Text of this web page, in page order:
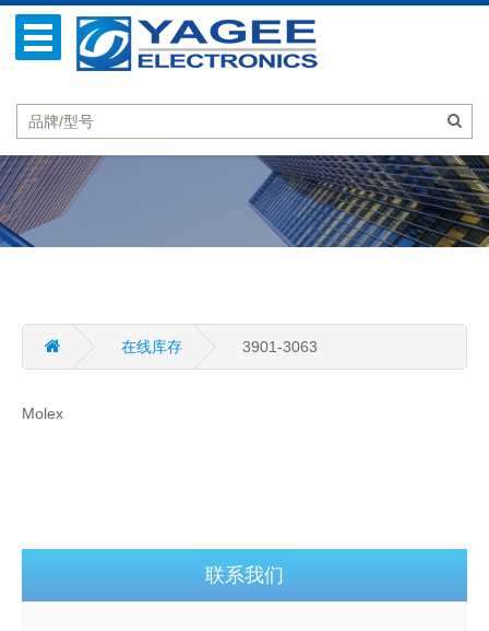
在线库存 3901-3063
Molex
联系我们